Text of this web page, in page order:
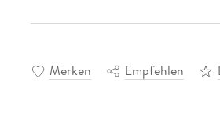
Merken Empfehlen